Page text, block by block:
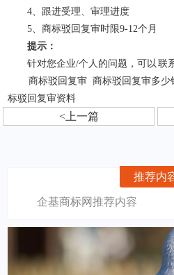
4、跟进受理、审理进度
5、商标驳回复审时限9-12个月
提示：
针对您企业/个人的问题，可以 联
商标驳回复审 商标驳回复审多少
标驳回复审资料
<上一篇
推荐内
企基商标网推荐内容